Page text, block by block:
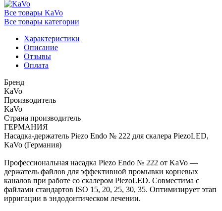
Все товары KaVo
Все товары категории
Характеристики
Описание
Отзывы
Оплата
Бренд
KaVo
Производитель
KaVo
Страна производитель
ГЕРМАНИЯ
Насадка‑держатель Piezo Endo № 222 для скалера PiezoLED,
KaVo (Германия)
Профессиональная насадка Piezo Endo № 222 от KaVo —
держатель файлов для эффективной промывки корневых
каналов при работе со скалером PiezoLED. Совместима с
файлами стандартов ISO 15, 20, 25, 30, 35. Оптимизирует этап
ирригации в эндодонтическом лечении.